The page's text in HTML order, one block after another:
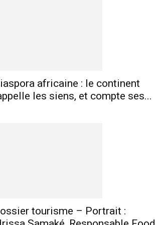
Telegram
africaine : le continent
les siens, et compte ses...
tourisme – Portrait :